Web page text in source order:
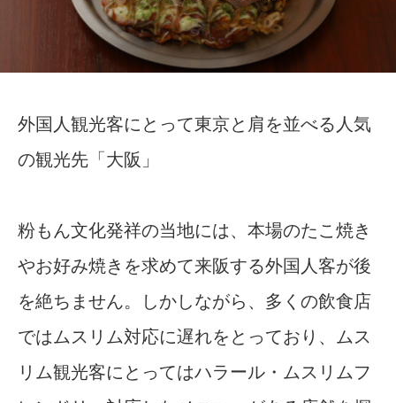
外国人観光客にとって東京と肩を並べる人気
の観光先「大阪」
粉もん文化発祥の当地には、本場のたこ焼き
やお好み焼きを求めて来阪する外国人客が後
を絶ちません。しかしながら、多くの飲食店
ではムスリム対応に遅れをとっており、ムス
リム観光客にとってはハラール・ムスリムフ